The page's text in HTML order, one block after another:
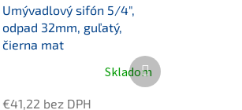
Umývadlový sifón 5/4",
odpad 32mm, guľatý,
čierna mat
Skladom
€41,22 bez DPH
Ďalší
produkt